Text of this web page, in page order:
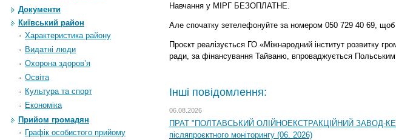
Документи
Київський район
Характеристика району
Видатні люди
Охорона здоров’я
Освіта
Культура та спорт
Економіка
Прийом громадян
Графік особистого прийому
Навчання у МІРГ БЕЗОПЛАТНЕ.
Але спочатку зетелефонуйте за номером 050 729 40 69, щоб
Проєкт реалізується ГО «Міжнародний інститут розвитку
ради, за фінансування Тайваню, впроваджується
Інші повідомлення:
06.08.2026
ПРАТ "ПОЛТАВСЬКИЙ ОЛІЙНОЕКСТРАКЦІЙНИЙ ЗАВОД-
післяпроєктного моніторингу (06. 2026)